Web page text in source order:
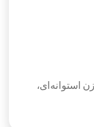
استوانه‌ای،